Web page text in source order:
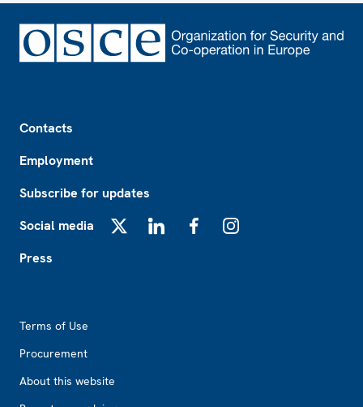
Contacts
Employment
Subscribe for updates
Social media
Press
Terms of Use
Procurement
About this website